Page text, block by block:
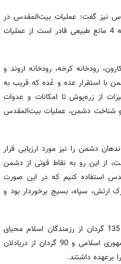
نیز گفت: عملیات بیت‌المقدس در
منطقه‌ای بین اهواز، خرمشهر و بصره قرار دارد و دشمن آن منطقه را به واسطه 4 مانع طبیعی قادر است از عملیات
کارون، رودخانه کرخه، رودخانه اروند و
بود و دشمن با استقرار عده و عُده که قریب به
از زره‌پوش تا امکانات و عدوات
و شناخت دشمن، عملیات بیت‌المقدس
دشمن را نیز مورد ارزیابی قرار
از این رو به نقاط قوتی از دشمن
استفاده کنیم که در این صورت
از 4 قرارگاه عمل کننده مشترک ارتش، سپاه، بسیج برخوردار بود و
جانشین رئیس سازمان بسیج مستضعفین با بیان اینکه در این عملیات قریب 135 گردان از رزمندگان اسلام محیای
انجام رسالت و تکلیف خود بودند تصریح کرد: قریب به 45 گردان از ارتش جمهوری اسلامی و 90 گردان از دریادلان